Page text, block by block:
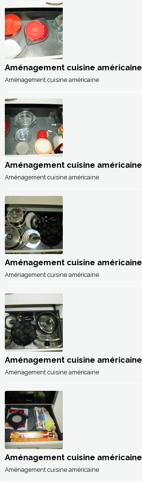
Aménagement cuisine américaine
Aménagement cuisine américaine
Aménagement cuisine américaine
Aménagement cuisine américaine
Aménagement cuisine américaine
Aménagement cuisine américaine
Aménagement cuisine américaine
Aménagement cuisine américaine
Aménagement cuisine américaine
Aménagement cuisine américaine